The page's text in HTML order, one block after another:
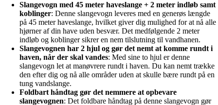
Slangevogn med 45 meter haveslange + 2 meter indløb samt
koblinger: Denne slangevogn leveres med en generøs længde
på 45 meter haveslange, hvilket giver dig mulighed for at nå alle
hjørner af din have uden besvær. Det medfølgende 2 meter
indløb og koblinger sikrer en nem tilslutning til vandhanen.
Slangevognen har 2 hjul og gør det nemt at komme rundt i
haven, når der skal vandes: Med sine to hjul er denne
slangevogn let at manøvrere rundt i haven. Du kan nemt trække
den efter dig og nå alle områder uden at skulle bære rundt på en
tung vandslange.
Foldbart håndtag gør det nemmere at opbevare
slangevognen: Det foldbare håndtag på denne slangevogn gør